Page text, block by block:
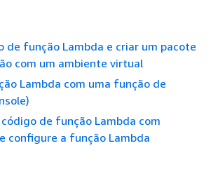
de função Lambda e criar um pacote
com um ambiente virtual
Lambda com uma função de
de função Lambda com
configure a função Lambda